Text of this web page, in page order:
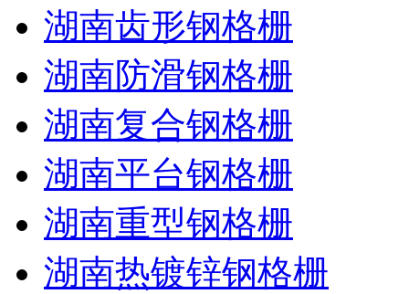
湖南齿形钢格栅
湖南防滑钢格栅
湖南复合钢格栅
湖南平台钢格栅
湖南重型钢格栅
湖南热镀锌钢格栅